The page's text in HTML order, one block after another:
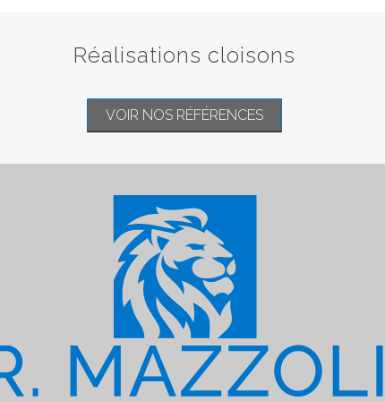
Réalisations cloisons
VOIR NOS RÉFÉRENCES